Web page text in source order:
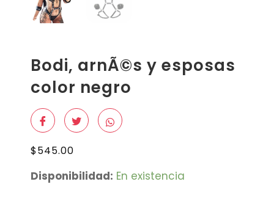
Bodi, arnÃ©s y esposas
color negro
$545.00
Disponibilidad: En existencia
Bodi,